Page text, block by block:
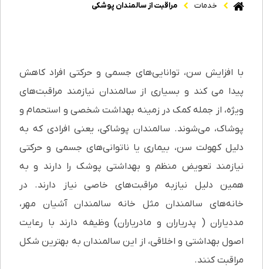
خدمات مراقبت از سالمندان پوشکی
با افزایش سن، توانایی‌های جسمی و حرکتی افراد کاهش
پیدا می کند و بسیاری از سالمندان نیازمند مراقبت‌های
ویژه، از جمله کمک در زمینه بهداشت شخصی و استحمام و
پوشاک، می‌شوند. سالمندان پوشاکی، یعنی افرادی که به
دلیل کهولت سن، بیماری یا ناتوانی‌های جسمی و حرکتی
نیازمند تعویض منظم و بهداشتی پوشک را دارند و به
همین دلیل نیازبه مراقبت‌های خاصی نیاز دارند. در
خانه‌های سالمندان مثل خانه سالمندان آشیان مهر،
مددیاران ( پدریاران و مادریاران) وظیفه دارند با رعایت
اصول بهداشتی و اخلاقی، از این سالمندان به بهترین شکل
مراقبت کنند.